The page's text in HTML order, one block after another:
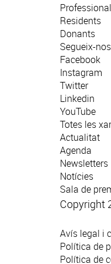
Residents
Donants
Segueix-nos
Facebook
Instagram
Twitter
Linkedin
YouTube
Totes les
Actualitat
Agenda
Newsletters
Notícies
Sala de
Copyright
Avís legal i
Política de
Política de